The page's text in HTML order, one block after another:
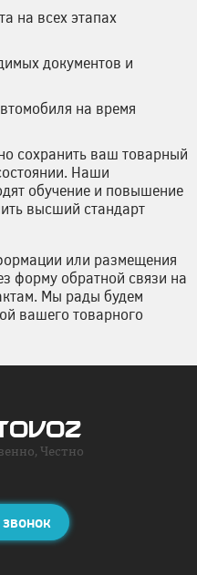
на всех этапах
документов и
на время
сохранить ваш товарный
Наши
обучение и повышение
высший стандарт
или размещения
форму обратной связи на
Мы рады будем
вашего товарного
Честно